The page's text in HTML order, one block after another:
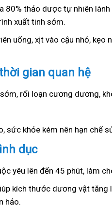
thảo dược tự nhiên
xuất tinh sớm.
uống, xịt vào cậu nhỏ,
gian quan hệ
rối loạn cương dương,
sức khỏe kém nên hạn chế
dục
yêu lên đến 45 phút, làm
kích thước dương vật tăng
hảo.